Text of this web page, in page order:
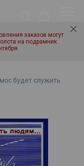
заказов могут
на подрамник
будет служить